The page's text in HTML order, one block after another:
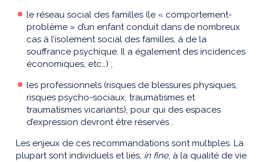
le réseau social des familles (le « comportement-
problème » d’un enfant conduit dans de nombreux
cas à l’isolement social des familles, à de la
souffrance psychique. Il a également des incidences
économiques, etc…) ;
les professionnels (risques de blessures physiques,
risques psycho-sociaux, traumatismes et
traumatismes vicariants), pour qui des espaces
d’expression devront être réservés .
Les enjeux de ces recommandations sont multiples. La
plupart sont individuels et liés, in fine, à la qualité de vie